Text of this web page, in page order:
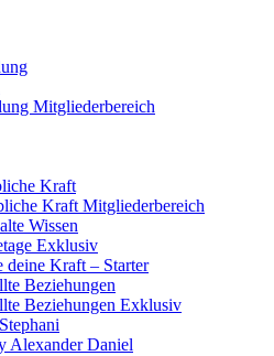
Mitgliederbereich
Kraft
Kraft Mitgliederbereich
Wissen
Exklusiv
deine Kraft – Starter
Beziehungen
Beziehungen Exklusiv
Alexander Daniel